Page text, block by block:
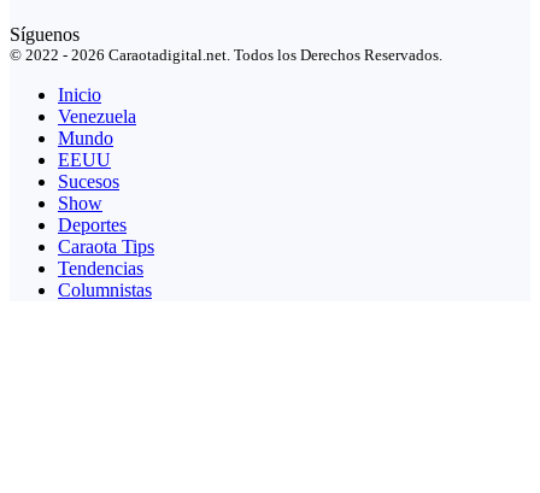
Síguenos
© 2022 - 2026 Caraotadigital.net. Todos los Derechos Reservados.
Inicio
Venezuela
Mundo
EEUU
Sucesos
Show
Deportes
Caraota Tips
Tendencias
Columnistas